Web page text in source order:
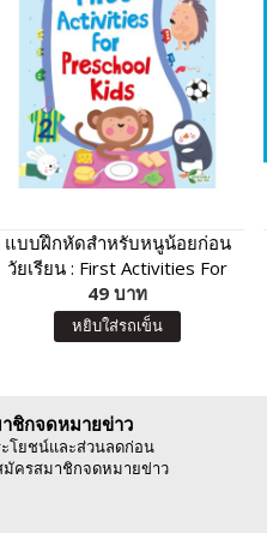
แบบฝึกหัดสำหรับหนูน้อยก่อน
วัยเรียน : First Activities For
Preschool Kids
49 บาท
หยิบใส่รถเข็น
ชิกจดหมายข่าว
โยชน์และส่วนลดก่อน
มัครสมาชิกจดหมายข่าว